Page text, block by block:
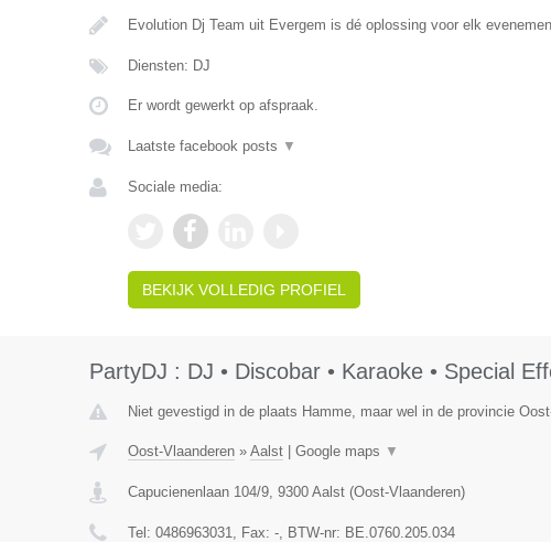
Evolution Dj Team uit Evergem is dé oplossing voor elk
Diensten: DJ
Er wordt gewerkt op afspraak.
Laatste facebook posts ▼
Sociale media:
BEKIJK VOLLEDIG PROFIEL
PartyDJ : DJ • Discobar • Karaoke • Special
Niet gevestigd in de plaats Hamme, maar wel in de provincie
Oost-Vlaanderen» Aalst| Google maps ▼
Capucienenlaan 104/9, 9300 Aalst(Oost-Vlaanderen)
Tel: 0486963031, Fax: -, BTW-nr: BE.0760.205.034